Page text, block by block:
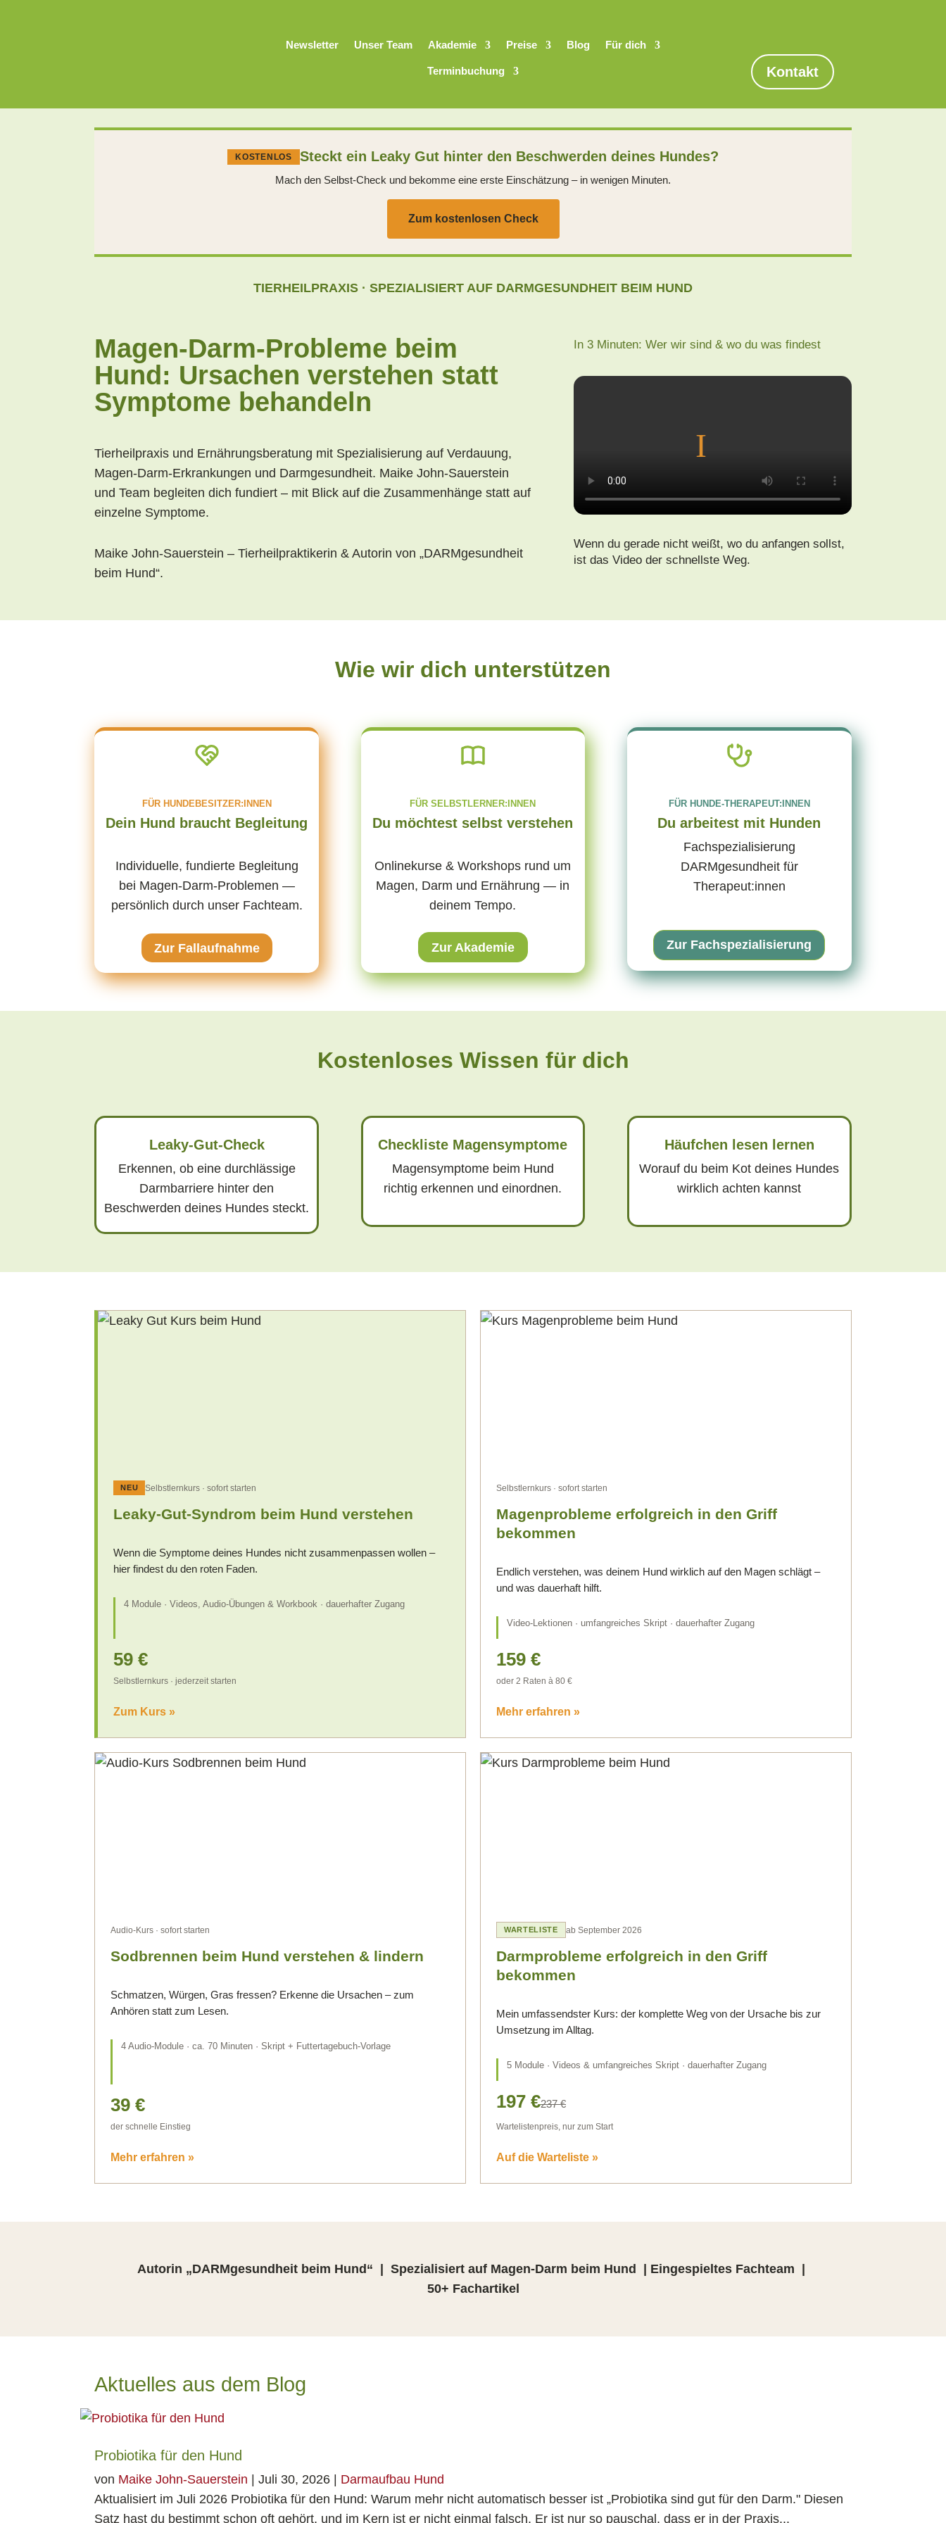
Newsletter Unser Team Akademie Preise Blog Für dich
Terminbuchung Kontakt
KOSTENLOS Steckt ein Leaky Gut hinter den Beschwerden deines Hundes?
Mach den Selbst-Check und bekomme eine erste Einschätzung – in wenigen Minuten.
Zum kostenlosen Check
TIERHEILPRAXIS · SPEZIALISIERT AUF DARMGESUNDHEIT BEIM HUND
Magen-Darm-Probleme beim
Hund: Ursachen verstehen statt
Symptome behandeln
Tierheilpraxis und Ernährungsberatung mit Spezialisierung auf Verdauung,
Magen-Darm-Erkrankungen und Darmgesundheit. Maike John-Sauerstein
und Team begleiten dich fundiert – mit Blick auf die Zusammenhänge statt auf
einzelne Symptome.
Maike John-Sauerstein – Tierheilpraktikerin & Autorin von„DARMgesundheit
beim Hund“.
In 3 Minuten: Wer wir sind & wo du was findest
Wenn du gerade nicht weißt, wo du anfangen sollst,
ist das Video der schnellste Weg.
Wie wir dich unterstützen
FÜR HUNDEBESITZER:INNEN
Dein Hund braucht Begleitung
Individuelle, fundierte Begleitung
bei Magen-Darm-Problemen —
persönlich durch unser Fachteam.
Zur Fallaufnahme
FÜR SELBSTLERNER:INNEN
Du möchtest selbst verstehen
Onlinekurse & Workshops rund um
Magen, Darm und Ernährung — in
deinem Tempo.
Zur Akademie
FÜR HUNDE-THERAPEUT:INNEN
Du arbeitest mit Hunden
Fachspezialisierung
DARMgesundheit für
Therapeut:innen
Zur Fachspezialisierung
Kostenloses Wissen für dich
Leaky-Gut-Check
Erkennen, ob eine durchlässige
Darmbarriere hinter den
Beschwerden deines Hundes steckt.
Checkliste Magensymptome
Magensymptome beim Hund
richtig erkennen und einordnen.
Häufchen lesen lernen
Worauf du beim Kot deines Hundes
wirklich achten kannst
NEU Selbstlernkurs · sofort starten
Leaky-Gut-Syndrom beim Hund verstehen
Wenn die Symptome deines Hundes nicht zusammenpassen wollen –
hier findest du den roten Faden.
4 Module · Videos, Audio-Übungen & Workbook · dauerhafter Zugang
59 €
Selbstlernkurs · jederzeit starten
Zum Kurs »
Selbstlernkurs · sofort starten
Magenprobleme erfolgreich in den Griff
bekommen
Endlich verstehen, was deinem Hund wirklich auf den Magen schlägt –
und was dauerhaft hilft.
Video-Lektionen · umfangreiches Skript · dauerhafter Zugang
159 €
oder 2 Raten à 80 €
Mehr erfahren »
Audio-Kurs · sofort starten
Sodbrennen beim Hund verstehen & lindern
Schmatzen, Würgen, Gras fressen? Erkenne die Ursachen – zum
Anhören statt zum Lesen.
4 Audio-Module · ca. 70 Minuten · Skript + Futtertagebuch-Vorlage
39 €
der schnelle Einstieg
Mehr erfahren »
WARTELISTE ab September 2026
Darmprobleme erfolgreich in den Griff
bekommen
Mein umfassendster Kurs: der komplette Weg von der Ursache bis zur
Umsetzung im Alltag.
5 Module · Videos & umfangreiches Skript · dauerhafter Zugang
197 €237 €
Wartelistenpreis, nur zum Start
Auf die Warteliste »
Autorin „DARMgesundheit beim Hund“ | Spezialisiert auf Magen-Darm beim Hund | Eingespieltes Fachteam |
50+ Fachartikel
Aktuelles aus dem Blog
Probiotika für den Hund
von Maike John-Sauerstein |Juli 30, 2026
Darmaufbau Hund
Aktualisiert im Juli 2026 Probiotika für den Hund: Warum mehr nicht automatisch besser ist „Probiotika sind gut für den Darm." Diesen
Satz hast du bestimmt schon oft gehört, und im Kern ist er nicht einmal falsch. Er ist nur so pauschal, dass er in der Praxis...